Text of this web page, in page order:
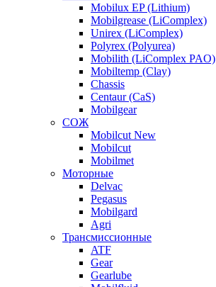
Mobilux EP (Lithium)
Mobilgrease (LiComplex)
Unirex (LiComplex)
Polyrex (Polyurea)
Mobilith (LiComplex PAO)
Mobiltemp (Clay)
Chassis
Centaur (CaS)
Mobilgear
СОЖ
Mobilcut New
Mobilcut
Mobilmet
Моторные
Delvac
Pegasus
Mobilgard
Agri
Трансмиссионные
ATF
Gear
Gearlube